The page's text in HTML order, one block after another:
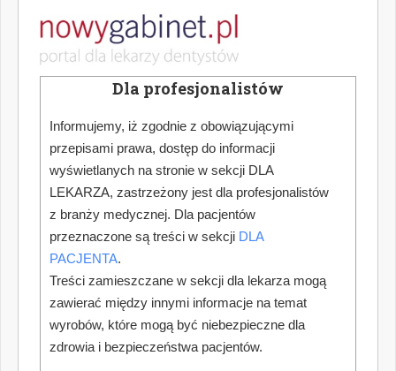
Dla profesjonalistów
Informujemy, iż zgodnie z obowiązującymi
przepisami prawa, dostęp do informacji
wyświetlanych na stronie w sekcji DLA
LEKARZA, zastrzeżony jest dla profesjonalistów
z branży medycznej. Dla pacjentów
przeznaczone są treści w sekcji DLA
PACJENTA.
Treści zamieszczane w sekcji dla lekarza mogą
zawierać między innymi informacje na temat
wyrobów, które mogą być niebezpieczne dla
zdrowia i bezpieczeństwa pacjentów.